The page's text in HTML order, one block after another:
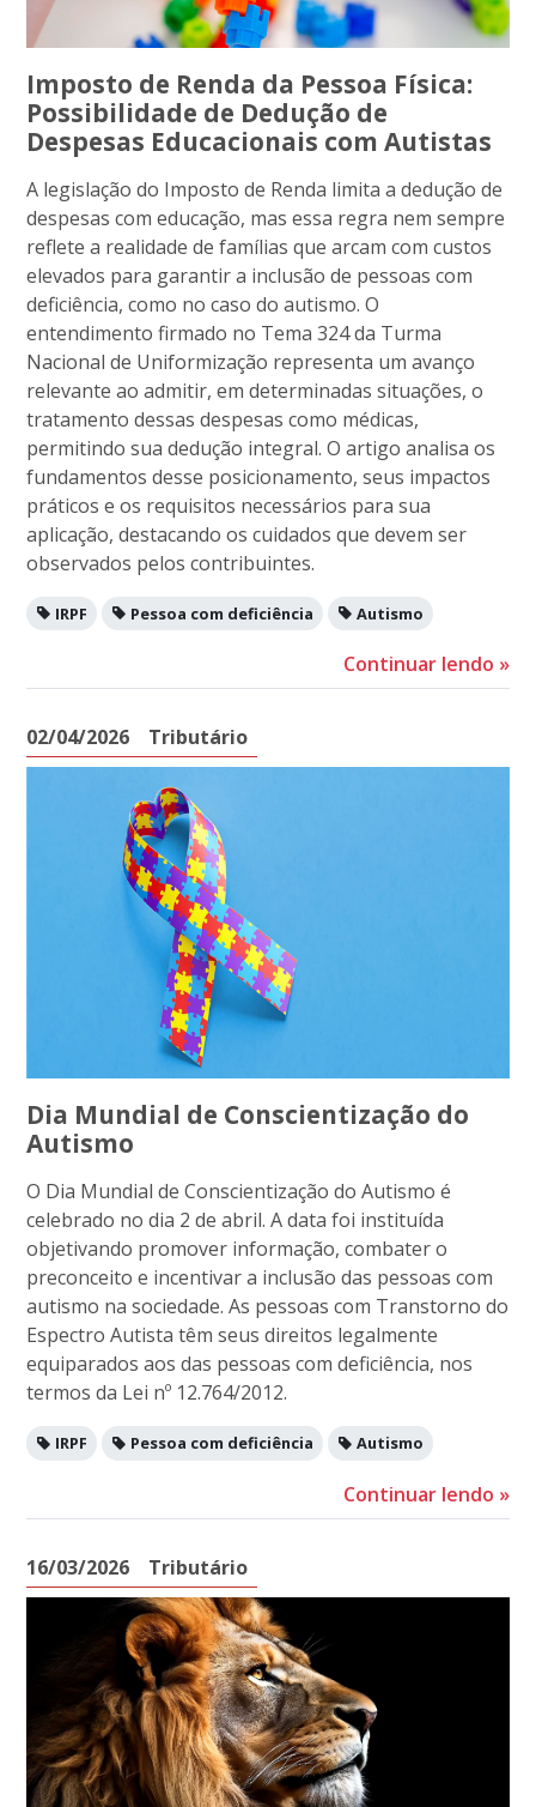
Imposto de Renda da Pessoa Física:
Possibilidade de Dedução de
Despesas Educacionais com Autistas
A legislação do Imposto de Renda limita a dedução de
despesas com educação, mas essa regra nem sempre
reflete a realidade de famílias que arcam com custos
elevados para garantir a inclusão de pessoas com
deficiência, como no caso do autismo. O
entendimento firmado no Tema 324 da Turma
Nacional de Uniformização representa um avanço
relevante ao admitir, em determinadas situações, o
tratamento dessas despesas como médicas,
permitindo sua dedução integral. O artigo analisa os
fundamentos desse posicionamento, seus impactos
práticos e os requisitos necessários para sua
aplicação, destacando os cuidados que devem ser
observados pelos contribuintes.
IRPF Pessoa com deficiência Autismo
Continuar lendo »
02/04/2026 Tributário
Dia Mundial de Conscientização do
Autismo
O Dia Mundial de Conscientização do Autismo é
celebrado no dia 2 de abril. A data foi instituída
objetivando promover informação, combater o
preconceito e incentivar a inclusão das pessoas com
autismo na sociedade. As pessoas com Transtorno do
Espectro Autista têm seus direitos legalmente
equiparados aos das pessoas com deficiência, nos
termos da Lei nº 12.764/2012.
IRPF Pessoa com deficiência Autismo
Continuar lendo »
16/03/2026 Tributário